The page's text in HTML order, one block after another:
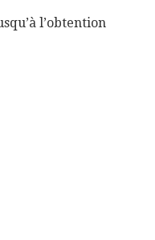
l’obtention